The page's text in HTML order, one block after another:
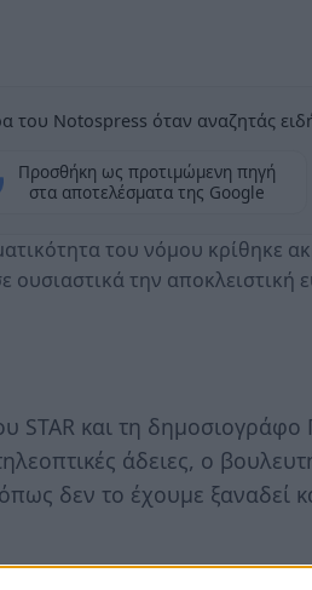
του Notospress όταν αναζητάς
Προσθήκη ως προτιμώμενη πηγή
στα αποτελέσματα της Google
του νόμου κρίθηκε
την αποκλειστική
STAR και τη δημοσιογράφο
άδειες, ο
δεν το έχουμε ξαναδεί
ήδη ότι το καθεστώς